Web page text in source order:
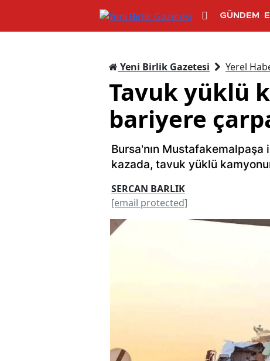
GÜNDEM
Yeni Birlik Gazetesi Yerel
Tavuk yüklü
bariyere
Bursa'nın
kazada, tavuk yüklü
SERCAN BARLIK
[email protected]